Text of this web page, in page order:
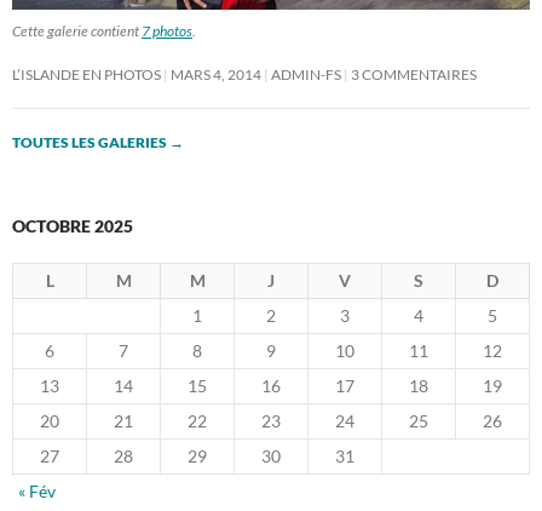
Cette galerie contient 7 photos
L’ISLANDE EN PHOTOS MARS 4, 2014 ADMIN-FS 3 COMMENTAIRES
TOUTES LES GALERIES →
OCTOBRE 2025
L M M J V S
D
1
2 3 4
5
6
7 8 9 10 11
12
13
14 15 16 17 18
19
20
21 22 23 24 25
26
27
28 29 30
31
« Fév